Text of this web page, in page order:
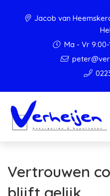
Jacob van
Ma - Vr 9:00-
Vertrouwen